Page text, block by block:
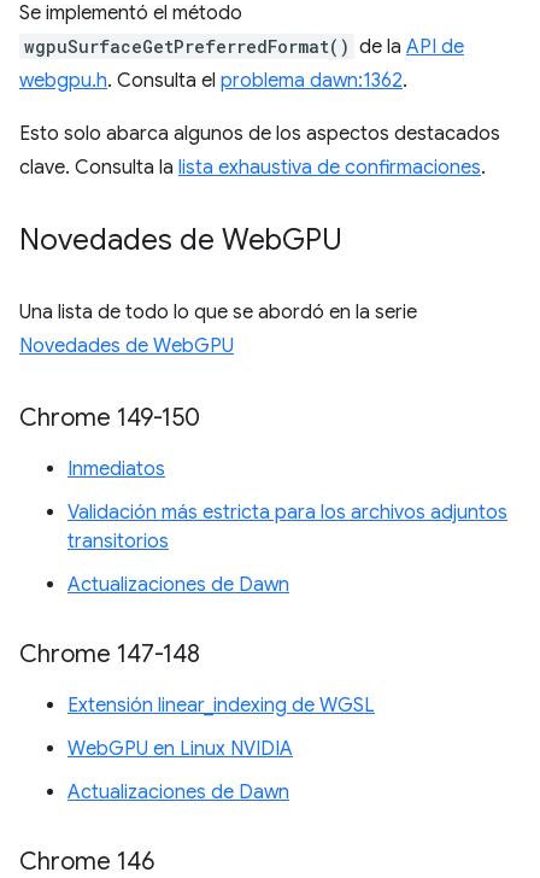
Se implementó el método
wgpuSurfaceGetPreferredFormat() de la API de
webgpu.h. Consulta el problema dawn:1362.
Esto solo abarca algunos de los aspectos destacados
clave. Consulta la lista exhaustiva de confirmaciones.
Novedades de WebGPU
Una lista de todo lo que se abordó en la serie
Novedades de WebGPU
Chrome 149-150
Inmediatos
Validación más estricta para los archivos adjuntos
transitorios
Actualizaciones de Dawn
Chrome 147-148
Extensión linear_indexing de WGSL
WebGPU en Linux NVIDIA
Actualizaciones de Dawn
Chrome 146